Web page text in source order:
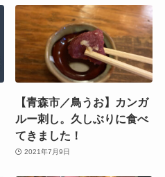
【青森市／鳥うお】カンガ
ルー刺し。久しぶりに食べ
てきました！
2021年7月9日